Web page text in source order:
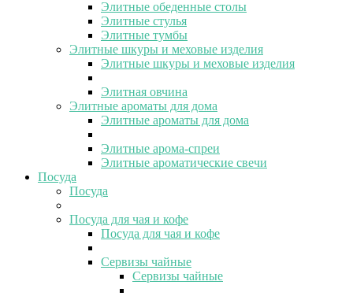
Элитные обеденные столы
Элитные стулья
Элитные тумбы
Элитные шкуры и меховые изделия
Элитные шкуры и меховые изделия
Элитная овчина
Элитные ароматы для дома
Элитные ароматы для дома
Элитные арома-спреи
Элитные ароматические свечи
Посуда
Посуда
Посуда для чая и кофе
Посуда для чая и кофе
Сервизы чайные
Сервизы чайные